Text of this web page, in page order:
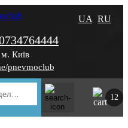
UA RU
м. Київ
pnevmoclub
12